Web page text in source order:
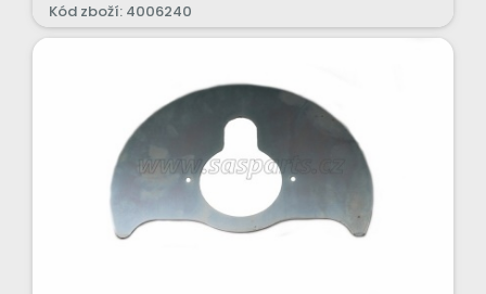
Kód zboží: 4006240